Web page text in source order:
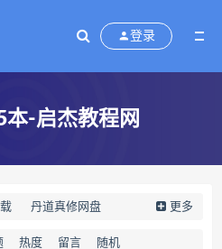
登录
本-启杰教程网
丹道真修网盘
术 丹道真修合集
更多
热度 留言 随机